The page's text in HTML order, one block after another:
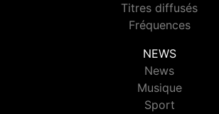
Titres diffusés
Fréquences
NEWS
News
Musique
Sport